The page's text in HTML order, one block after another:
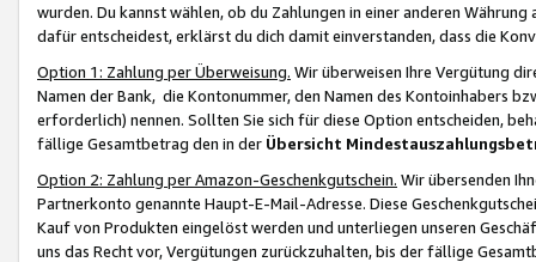
wurden. Du kannst wählen, ob du Zahlungen in einer anderen
dafür entscheidest, erklärst du dich damit einverstanden, dass die
Option 1: Zahlung per Überweisung. Wir überweisen Ihre Vergütung
Namen der Bank, die Kontonummer, den Namen des Kontoinhabers
erforderlich) nennen. Sollten Sie sich für diese Option entscheiden,
fällige Gesamtbetrag den in der Übersicht
Option 2: Zahlung per Amazon-Geschenkgutschein. Wir übersenden
Partnerkonto genannte Haupt-E-Mail-Adresse. Diese
Kauf von Produkten eingelöst werden und unterliegen unseren
uns das Recht vor, Vergütungen zurückzuhalten, bis der fällige